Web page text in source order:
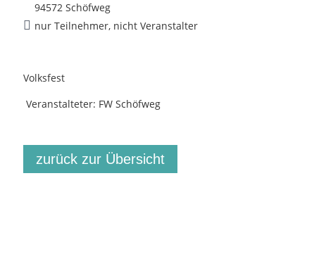
94572 Schöfweg
nur Teilnehmer, nicht Veranstalter
Volksfest
Veranstalteter: FW Schöfweg
zurück zur Übersicht